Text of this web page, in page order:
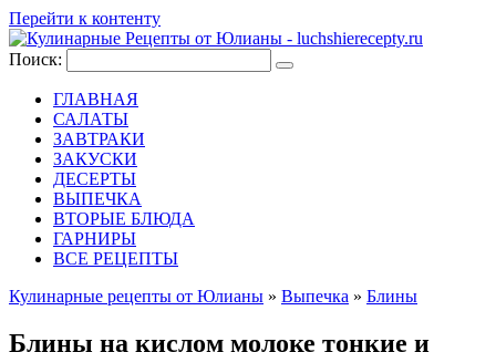
Перейти к контенту
Поиск:
ГЛАВНАЯ
САЛАТЫ
ЗАВТРАКИ
ЗАКУСКИ
ДЕСЕРТЫ
ВЫПЕЧКА
ВТОРЫЕ БЛЮДА
ГАРНИРЫ
ВСЕ РЕЦЕПТЫ
Кулинарные рецепты от Юлианы » Выпечка » Блины
Блины на кислом молоке тонкие и